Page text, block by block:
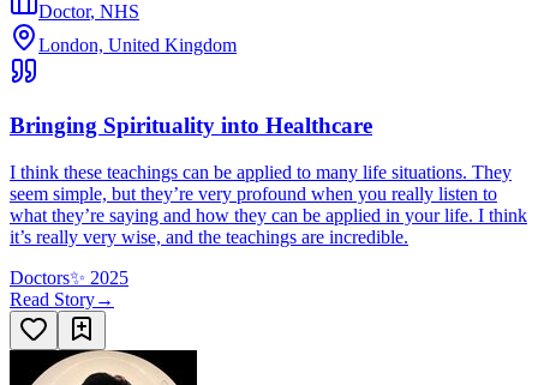
Doctor, NHS
London, United Kingdom
Bringing Spirituality into Healthcare
I think these teachings can be applied to many life situations. They
seem simple, but they’re very profound when you really listen to
what they’re saying and how they can be applied in your life. I think
it’s really very wise, and the teachings are incredible.
Doctors✨ 2025
Read Story→